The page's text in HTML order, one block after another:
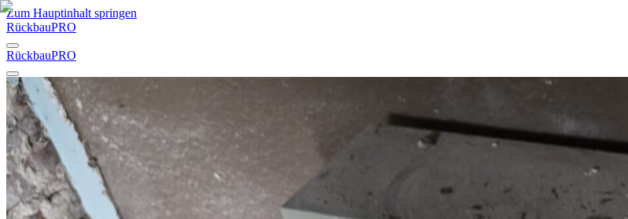
Zum Hauptinhalt springen
RückbauPRO
RückbauPRO